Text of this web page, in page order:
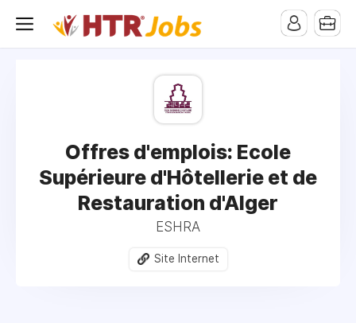
Offres d'emplois: Ecole
Supérieure d'Hôtellerie et de
Restauration d'Alger
ESHRA
Site Internet